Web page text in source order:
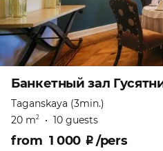
Банкетный зал
Taganskaya (3min.)
20 m2 • 10 guests
from 1 000 ₽/pers